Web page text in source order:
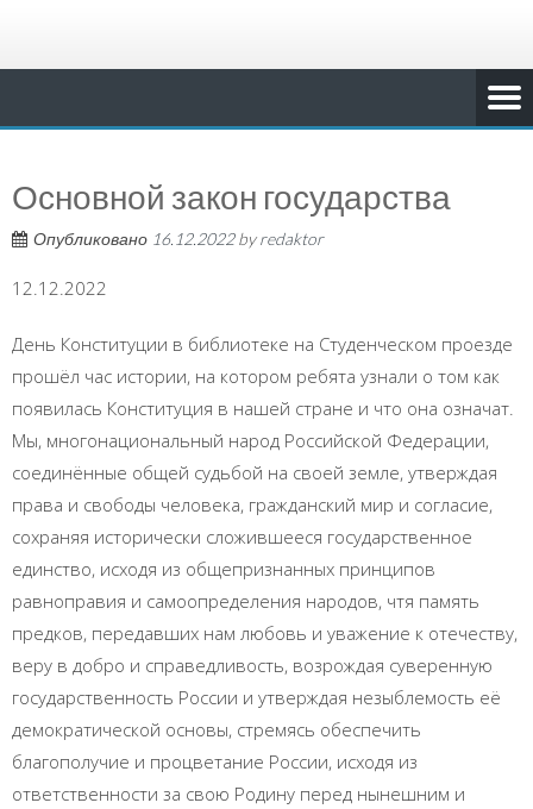
Основной закон государства
Опубликовано 16.12.2022byredaktor
12.12.2022
День Конституции в библиотеке на Студенческом проезде
прошёл час истории, на котором ребята узнали о том как
появилась Конституция в нашей стране и что она означат.
Мы, многонациональный народ Российской Федерации,
соединённые общей судьбой на своей земле, утверждая
права и свободы человека, гражданский мир и согласие,
сохраняя исторически сложившееся государственное
единство, исходя из общепризнанных принципов
равноправия и самоопределения народов, чтя память
предков, передавших нам любовь и уважение к отечеству,
веру в добро и справедливость, возрождая суверенную
государственность России и утверждая незыблемость её
демократической основы, стремясь обеспечить
благополучие и процветание России, исходя из
ответственности за свою Родину перед нынешним и